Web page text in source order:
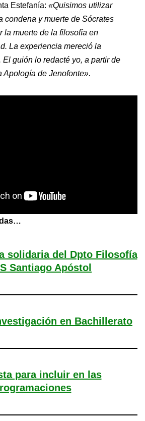
Estefanía:«Quisimos utilizar
condena y muerte de Sócrates
la muerte de la filosofía en
La experiencia mereció la
El guión lo redacté yo, a partir de
Apología de Jenofonte».
solidaria del Dpto Filosofía
Santiago Apóstol
en Bachillerato
para incluir en las